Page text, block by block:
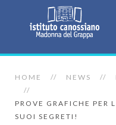
HOME NEWS
PROVE GRAFICHE PER
SUOI SEGRETI!